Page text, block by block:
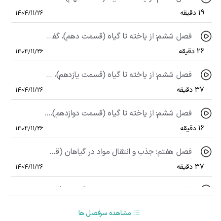
19 دقیقه 1404/11/26
فصل ششم: از یاخته تا گیاه (قسمت دهم)، گفتار 3: ساختار گیاهان (مریستم نخستین ریشه و ساقه)
26 دقیقه 1404/11/26
فصل ششم: از یاخته تا گیاه (قسمت یازدهم)، گفتار 3: ساختار گیاهان (مریستم‌های پسین)
37 دقیقه 1404/11/26
فصل ششم: از یاخته تا گیاه (قسمت دوازدهم)، گفتار 3: ساختار گیاهان (سازش با محیط)
16 دقیقه 1404/11/26
فصل هفتم: جذب و انتقال مواد در گیاهان (قسمت اول)، گفتار 1: تغذیه گیاهی (ساختار خاک، جذب N,P)
37 دقیقه 1404/11/26
مشاهده سرفصل ها